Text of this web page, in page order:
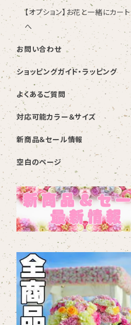
【オプション】お花と一緒にカート
へ
お問い合わせ
ショッピングガイド・ラッピング
よくあるご質問
対応可能カラー＆サイズ
新商品＆セール情報
空白のページ